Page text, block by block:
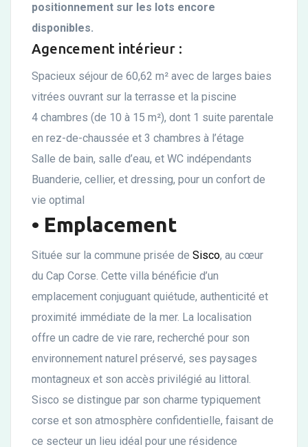
positionnement sur les lots encore
disponibles.
Agencement intérieur :
Spacieux séjour de 60,62 m² avec de larges baies
vitrées ouvrant sur la terrasse et la piscine
4 chambres (de 10 à 15 m²), dont 1 suite parentale
en rez-de-chaussée et 3 chambres à l’étage
Salle de bain, salle d’eau, et WC indépendants
Buanderie, cellier, et dressing, pour un confort de
vie optimal
• Emplacement
Située sur la commune prisée de Sisco, au cœur
du Cap Corse. Cette villa bénéficie d’un
emplacement conjuguant quiétude, authenticité et
proximité immédiate de la mer. La localisation
offre un cadre de vie rare, recherché pour son
environnement naturel préservé, ses paysages
montagneux et son accès privilégié au littoral.
Sisco se distingue par son charme typiquement
corse et son atmosphère confidentielle, faisant de
ce secteur un lieu idéal pour une résidence